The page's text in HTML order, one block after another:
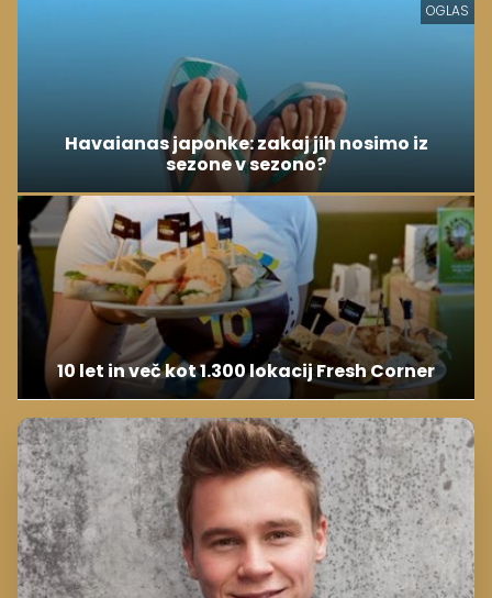
OGLAS
Havaianas japonke: zakaj jih nosimo iz
sezone v sezono?
10 let in več kot 1.300 lokacij Fresh Corner